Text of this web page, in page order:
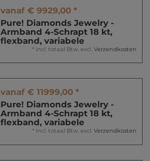
vanaf € 9929,00 *
Pure! Diamonds Jewelry -
Armband 4-Schrapt 18 kt,
flexband, variabele
* incl. totaal Btw. excl. Verzendkosten
vanaf € 11999,00 *
Pure! Diamonds Jewelry -
Armband 4-Schrapt 18 kt,
flexband, variabele
* incl. totaal Btw. excl. Verzendkosten